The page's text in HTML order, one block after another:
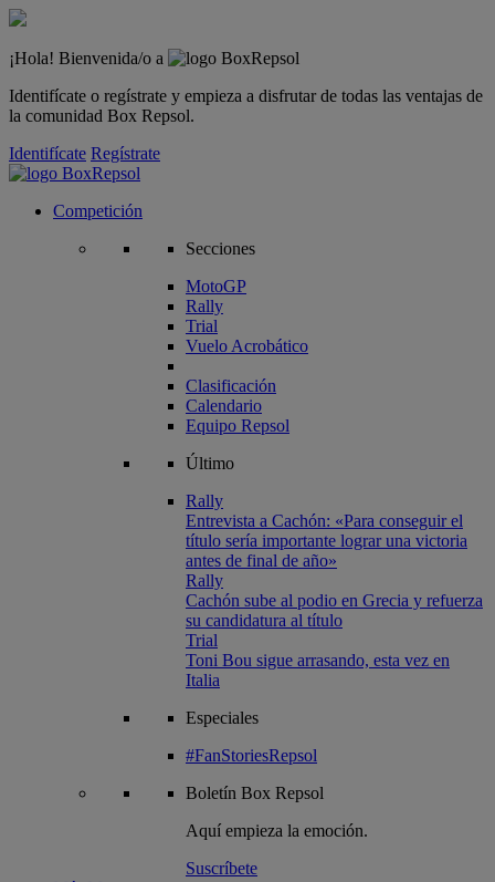
¡Hola! Bienvenida/o a
Identifícate o regístrate y empieza a disfrutar de todas las ventajas de
la comunidad Box Repsol.
Identifícate Regístrate
Competición
Secciones
MotoGP
Rally
Trial
Vuelo Acrobático
Clasificación
Calendario
Equipo Repsol
Último
Rally
Entrevista a Cachón: «Para conseguir el
título sería importante lograr una victoria
antes de final de año»
Rally
Cachón sube al podio en Grecia y refuerza
su candidatura al título
Trial
Toni Bou sigue arrasando, esta vez en
Italia
Especiales
#FanStoriesRepsol
Boletín Box Repsol
Aquí empieza la emoción.
Suscríbete